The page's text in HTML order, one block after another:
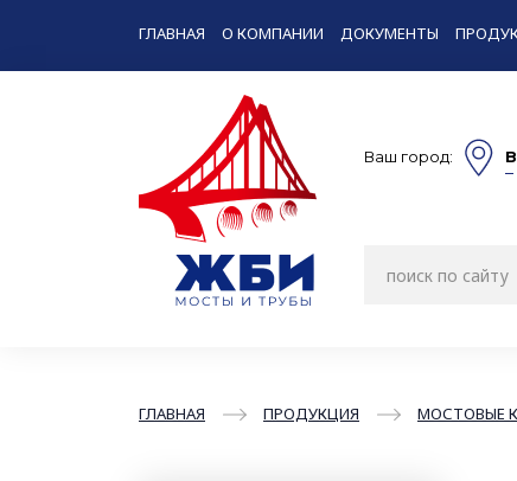
ГЛАВНАЯ О КОМПАНИИ ДОКУМЕНТЫ
Ваш город:
ГЛАВНАЯ ПРОДУКЦИЯ МОСТОВЫЕ